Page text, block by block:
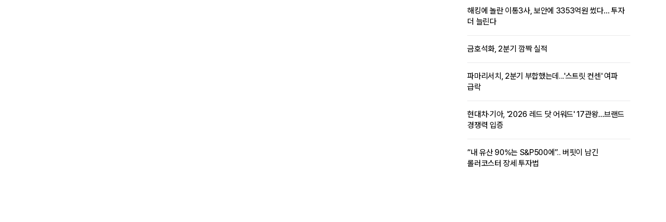
해킹에 놀란 이통3사, 보안에 3353억원 썼다… 투자
더 늘린다
금호석화, 2분기 깜짝 실적
파마리서치, 2분기 부합했는데...'스트릿 컨센' 여파
급락
현대차·기아, '2026 레드 닷 어워드' 17관왕…브랜드
경쟁력 입증
“내 유산 90%는 S&P500에”.. 버핏이 남긴
롤러코스터 장세 투자법